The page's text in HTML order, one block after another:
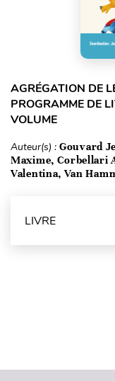
AGRÉGATION DE
PROGRAMME DE
VOLUME
Auteur(s) : Gouvard
Maxime, Corbellari
Valentina, Van
LIVRE